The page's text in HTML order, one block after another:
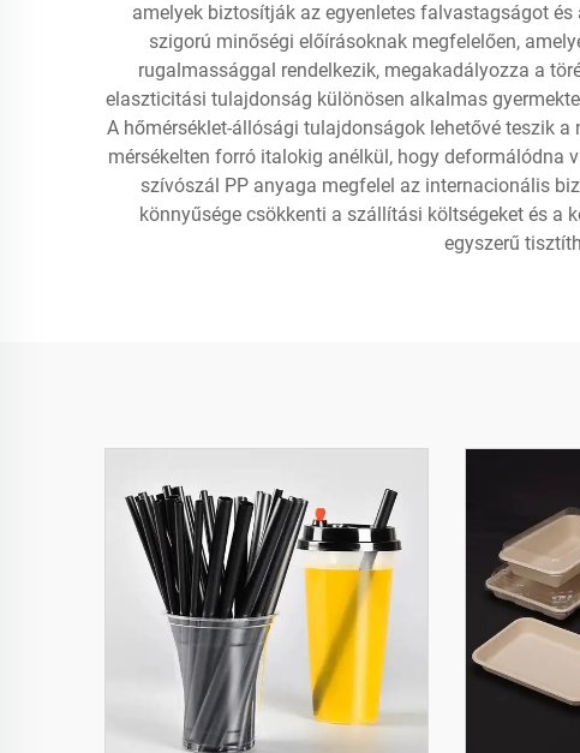
amelyek biztosítják az egyenletes falvastagságot
szigorú minőségi előírásoknak megfelelően,
rugalmassággal rendelkezik, megakadályozza a
elaszticitási tulajdonság különösen alkalmas
A hőmérséklet-állósági tulajdonságok lehetővé teszik
mérsékelten forró italokig anélkül, hogy deformálódna
szívószál PP anyaga megfelel az internacionális
könnyűsége csökkenti a szállítási költségeket és a
egyszerű